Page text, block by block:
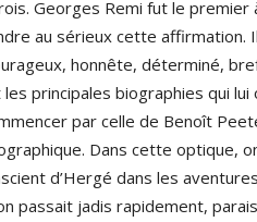
Georges Remi fut le
au sérieux cette affirmation.
honnête, déterminé,
les principales biographies qui
par celle de Benoît
Dans cette optique,
d’Hergé dans les
passait jadis rapidement,